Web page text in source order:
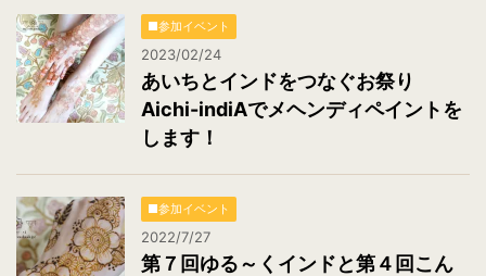
■参加イベント
2023/02/24
あいちとインドをつなぐお祭り
Aichi-indiAでメヘンディペイントを
します！
■参加イベント
2022/7/27
第７回ゆる～くインドと第４回こん